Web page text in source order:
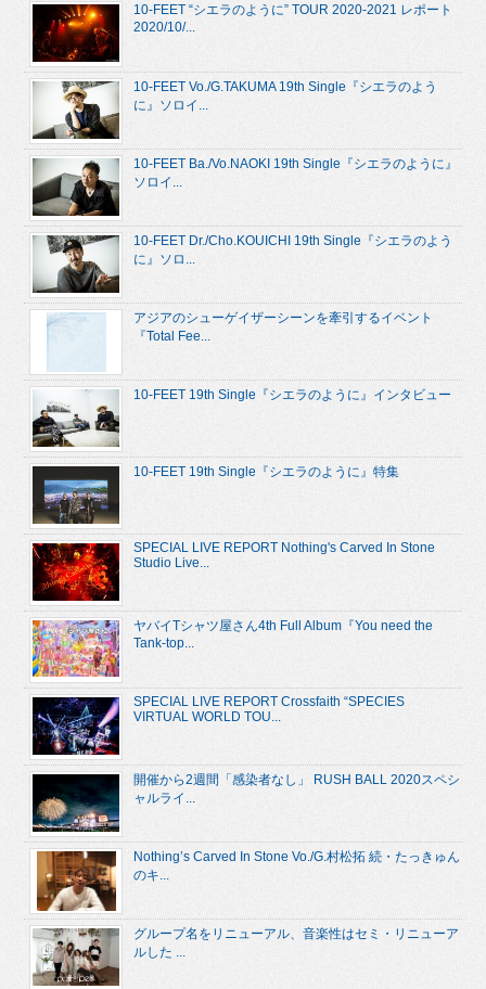
10-FEET “シエラのように” TOUR 2020-2021 レポート
2020/10/...
10-FEET Vo./G.TAKUMA 19th Single『シエラのよう
に』ソロイ...
10-FEET Ba./Vo.NAOKI 19th Single『シエラのように』
ソロイ...
10-FEET Dr./Cho.KOUICHI 19th Single『シエラのよう
に』ソロ...
アジアのシューゲイザーシーンを牽引するイベント
『Total Fee...
10-FEET 19th Single『シエラのように』インタビュー
10-FEET 19th Single『シエラのように』特集
SPECIAL LIVE REPORT Nothing's Carved In Stone
Studio Live...
ヤバイTシャツ屋さん4th Full Album『You need the
Tank-top...
SPECIAL LIVE REPORT Crossfaith “SPECIES
VIRTUAL WORLD TOU...
開催から2週間「感染者なし」 RUSH BALL 2020スペシ
ャルライ...
Nothing’s Carved In Stone Vo./G.村松拓 続・たっきゅん
のキ...
グループ名をリニューアル、音楽性はセミ・リニューア
ルした ...